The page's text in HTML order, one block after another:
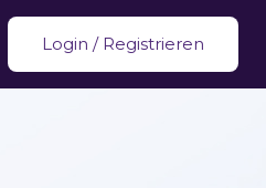
Login / Registrieren